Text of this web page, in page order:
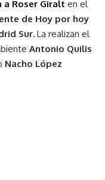
Roser Giralt en el
de Hoy por hoy
Sur. La realizan el
Antonio Quilis
Nacho López